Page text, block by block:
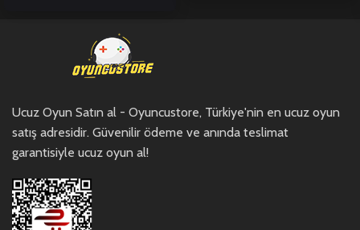
Ucuz Oyun Satın al - Oyuncustore, Türkiye'nin en ucuz oyun
satış adresidir. Güvenilir ödeme ve anında teslimat
garantisiyle ucuz oyun al!